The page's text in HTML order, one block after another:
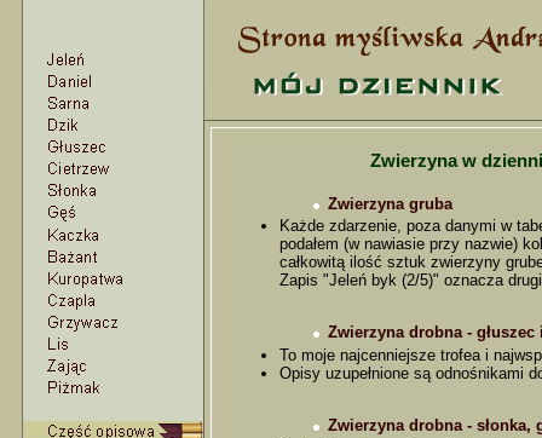
Zwierzyna w
Zwierzyna gruba
Każde zdarzenie, poza danymi w
podałem (w nawiasie przy nazwie)
całkowitą ilość sztuk zwierzyny
Zapis "Jeleń byk (2/5)" oznacza
Zwierzyna drobna - głuszec
To moje najcenniejsze trofea i
Opisy uzupełnione są odnośnikami
Zwierzyna drobna - słonka,